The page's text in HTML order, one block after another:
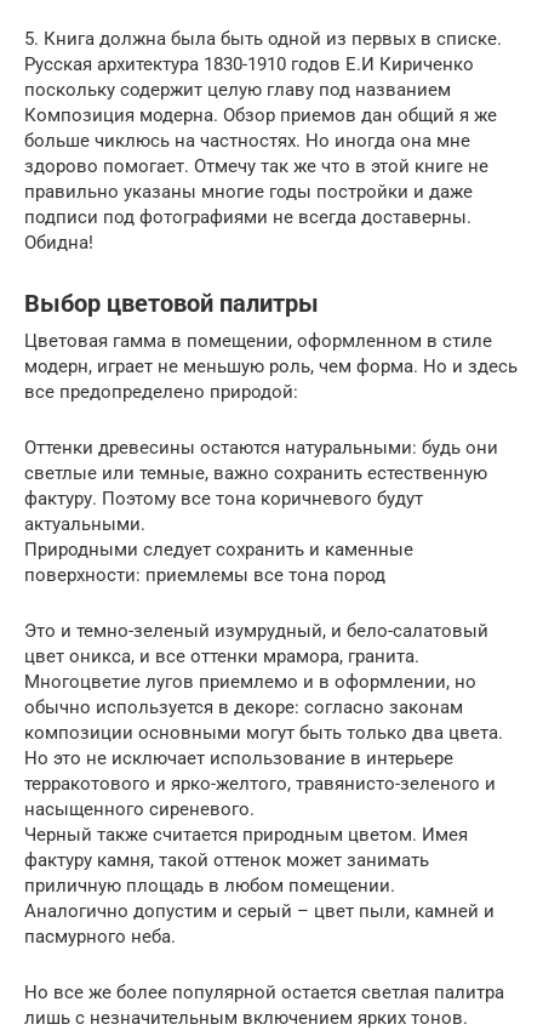
5. Книга должна была быть одной из первых в списке.
Русская архитектура 1830-1910 годов Е.И Кириченко
поскольку содержит целую главу под названием
Композиция модерна. Обзор приемов дан общий я же
больше чиклюсь на частностях. Но иногда она мне
здорово помогает. Отмечу так же что в этой книге не
правильно указаны многие годы постройки и даже
подписи под фотографиями не всегда доставерны.
Обидна!
Выбор цветовой палитры
Цветовая гамма в помещении, оформленном в стиле
модерн, играет не меньшую роль, чем форма. Но и здесь
все предопределено природой:
Оттенки древесины остаются натуральными: будь они
светлые или темные, важно сохранить естественную
фактуру. Поэтому все тона коричневого будут
актуальными.
Природными следует сохранить и каменные
поверхности: приемлемы все тона пород
Это и темно-зеленый изумрудный, и бело-салатовый
цвет оникса, и все оттенки мрамора, гранита.
Многоцветие лугов приемлемо и в оформлении, но
обычно используется в декоре: согласно законам
композиции основными могут быть только два цвета.
Но это не исключает использование в интерьере
терракотового и ярко-желтого, травянисто-зеленого и
насыщенного сиреневого.
Черный также считается природным цветом. Имея
фактуру камня, такой оттенок может занимать
приличную площадь в любом помещении.
Аналогично допустим и серый – цвет пыли, камней и
пасмурного неба.
Но все же более популярной остается светлая палитра
лишь с незначительным включением ярких тонов.